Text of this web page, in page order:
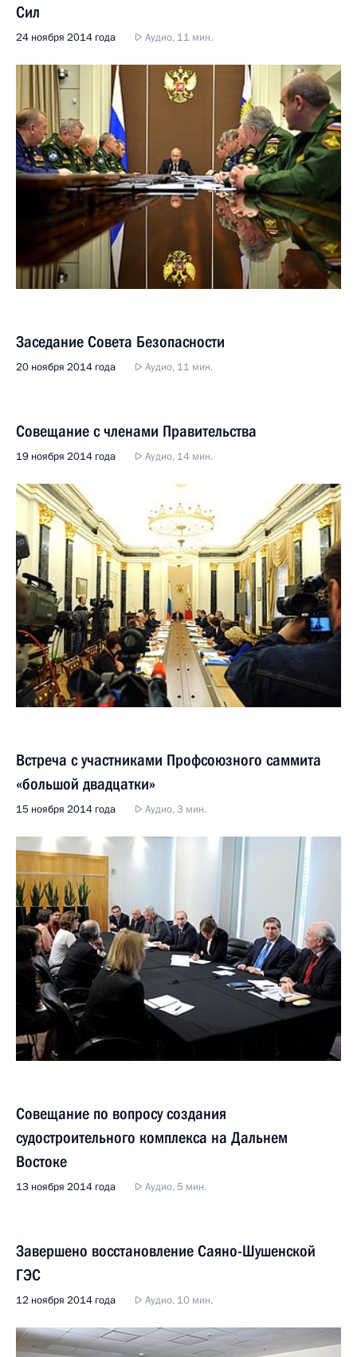
Сил
24 ноября 2014 года Аудио, 11 мин.
Заседание Совета Безопасности
20 ноября 2014 года Аудио, 11 мин.
Совещание с членами Правительства
19 ноября 2014 года Аудио, 14 мин.
Встреча с участниками Профсоюзного саммита
«большой двадцатки»
15 ноября 2014 года Аудио, 3 мин.
Совещание по вопросу создания
судостроительного комплекса на Дальнем
Востоке
13 ноября 2014 года Аудио, 5 мин.
Завершено восстановление Саяно-Шушенской
ГЭС
12 ноября 2014 года Аудио, 10 мин.